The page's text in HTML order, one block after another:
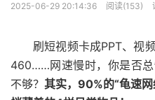
2025-06-29 20:14:36 阅读(153)
刷短视频卡成PPT、视
460……网速慢时，你是否
不够？ 其实，90%的“龟速